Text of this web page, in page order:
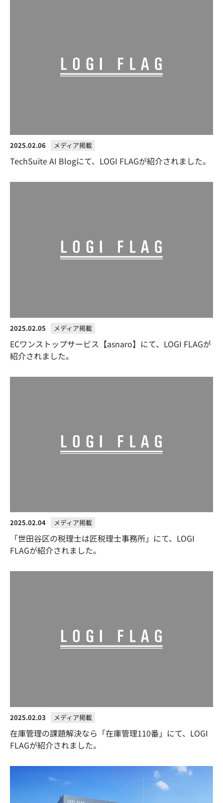
2025.02.06 メディア掲載
TechSuite AI Blogにて、LOGI FLAGが紹介されました。
2025.02.05 メディア掲載
ECワンストップサービス【asnaro】にて、LOGI FLAGが
紹介されました。
2025.02.04 メディア掲載
「世田谷区の税理士は匠税理士事務所」にて、LOGI
FLAGが紹介されました。
2025.02.03 メディア掲載
在庫管理の課題解決なら「在庫管理110番」にて、LOGI
FLAGが紹介されました。